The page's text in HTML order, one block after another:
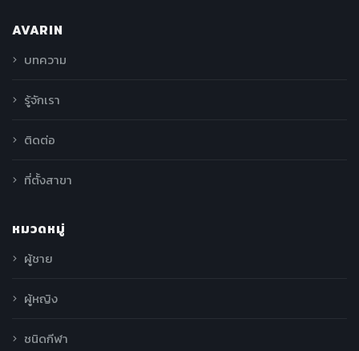
AVARIN
บทความ
รู้จักเรา
ติดต่อ
ที่ตั้งสาขา
หมวดหมู่
ผู้ชาย
ผู้หญิง
ชนิดกีฬา